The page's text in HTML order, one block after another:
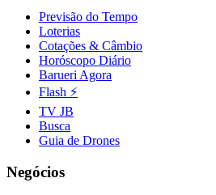
Fluminense
Previsão do Tempo
Loterias
Cotações & Câmbio
Horóscopo Diário
Barueri Agora
Flash ⚡
TV JB
Busca
Guia de Drones
Negócios